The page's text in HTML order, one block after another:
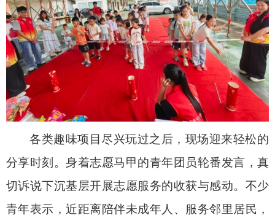
各类趣味项目尽兴玩过之后，现场迎来轻松的
分享时刻。身着志愿马甲的青年团员轮番发言，真
切诉说下沉基层开展志愿服务的收获与感动。不少
青年表示，近距离陪伴未成年人、服务邻里居民，